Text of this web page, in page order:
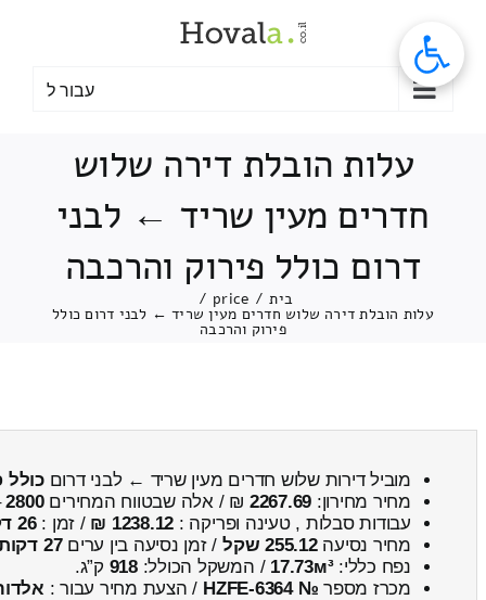
עבור ל
עלות הובלת דירה שלוש
חדרים מעין שריד ← לבני
דרום כולל פירוק והרכבה
בית /
price
/
עלות הובלת דירה שלוש חדרים מעין שריד ← לבני דרום כולל
פירוק והרכבה
מוביל דירות שלוש חדרים מעין שריד ← לבני דרוםכולל
מחיר מחירון: 2267.69 ₪ / אלה שבטווח המחירים2800
עבודות סבלות , טעינה ופריקה : 1238.12 ₪ / זמן :26 דקות 1 שניות
מחיר נסיעה255.12 שקל / זמן נסיעה בין ערים27 דקות
נפח כללי:17.73м³ / המשקל הכולל:918 ק”ג.
מכרז מספר № HZFE-6364 / הצעת מחיר עבור :